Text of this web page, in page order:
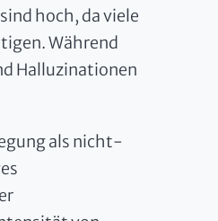
hoch, da viele
Während
Halluzinationen
als nicht-